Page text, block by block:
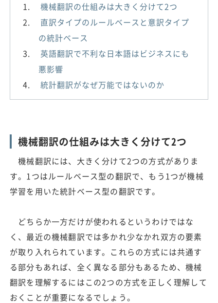
機械翻訳の仕組みは大きく分けて2つ
直訳タイプのルールベースと意訳タイプ
の統計ベース
英語翻訳で不利な日本語はビジネスにも
悪影響
統計翻訳がなぜ万能ではないのか
機械翻訳の仕組みは大きく分けて2つ
機械翻訳には、大きく分けて2つの方式がありま
す。1つはルールベース型の翻訳で、もう1つが機械
学習を用いた統計ベース型の翻訳です。
どちらか一方だけが使われるというわけではな
く、最近の機械翻訳では多かれ少なかれ双方の要素
が取り入れられています。これらの方式には共通す
る部分もあれば、全く異なる部分もあるため、機械
翻訳を理解するにはこの2つの方式を正しく理解して
おくことが重要になるでしょう。